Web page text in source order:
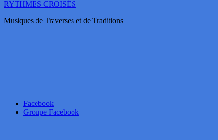
RYTHMES CROISÉS
Musiques de Traverses et de Traditions
Facebook
Groupe Facebook